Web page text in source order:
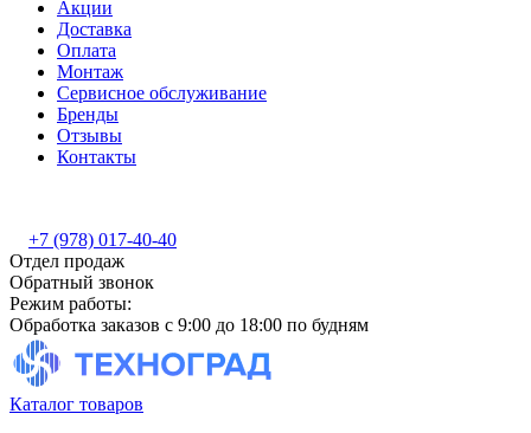
Акции
Доставка
Оплата
Монтаж
Сервисное обслуживание
Бренды
Отзывы
Контакты
+7 (978) 017-40-40
Отдел продаж
Обратный звонок
Режим работы:
Обработка заказов с 9:00 до 18:00 по будням
Каталог товаров